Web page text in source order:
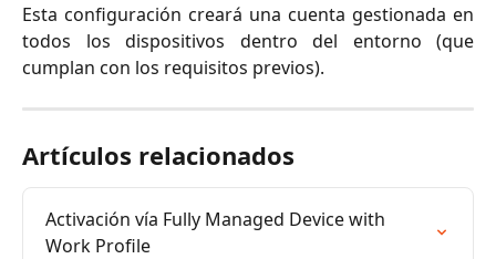
Esta configuración creará una cuenta gestionada en
todos los dispositivos dentro del entorno (que
cumplan con los requisitos previos).
Artículos relacionados
Activación vía Fully Managed Device with
Work Profile